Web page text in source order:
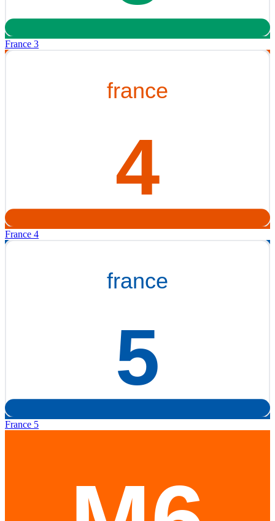
France 3
France 4
France 5